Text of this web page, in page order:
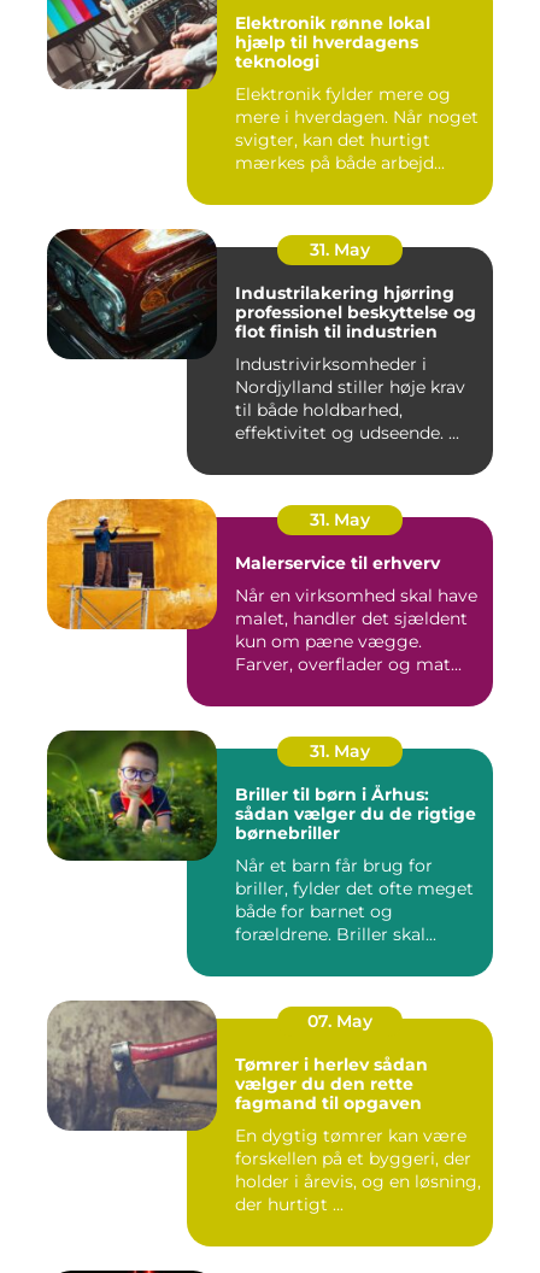
Elektronik rønne lokal
hjælp til hverdagens
teknologi
Elektronik fylder mere og
mere i hverdagen. Når noget
svigter, kan det hurtigt
mærkes på både arbejd...
31. May
Industrilakering hjørring
professionel beskyttelse og
flot finish til industrien
Industrivirksomheder i
Nordjylland stiller høje krav
til både holdbarhed,
effektivitet og udseende. ...
31. May
Malerservice til erhverv
Når en virksomhed skal have
malet, handler det sjældent
kun om pæne vægge.
Farver, overflader og mat...
31. May
Briller til børn i Århus:
sådan vælger du de rigtige
børnebriller
Når et barn får brug for
briller, fylder det ofte meget
både for barnet og
forældrene. Briller skal...
07. May
Tømrer i herlev sådan
vælger du den rette
fagmand til opgaven
En dygtig tømrer kan være
forskellen på et byggeri, der
holder i årevis, og en løsning,
der hurtigt ...